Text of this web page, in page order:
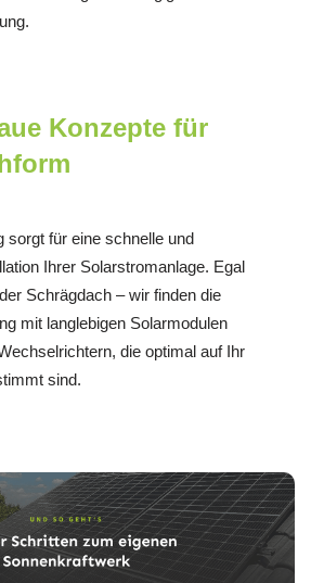
Konzepte für
sorgt für eine schnelle und
Ihrer Solarstromanlage. Egal
Schrägdach – wir finden die
mit langlebigen Solarmodulen
die optimal auf Ihr
sind.